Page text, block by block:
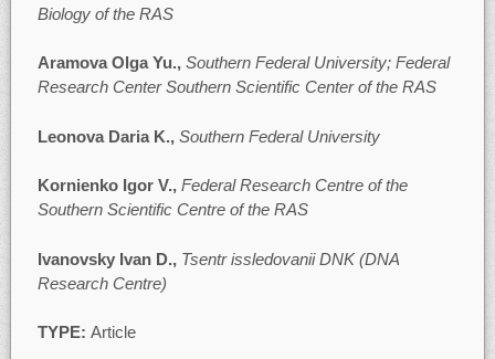
Biology of the RAS
Aramova Olga Yu., Southern Federal University; Federal
Research Center Southern Scientific Center of the RAS
Leonova Daria K., Southern Federal University
Kornienko Igor V., Federal Research Centre of the
Southern Scientific Centre of the RAS
Ivanovsky Ivan D., Tsentr issledovanii DNK (DNA
Research Centre)
TYPE: Article